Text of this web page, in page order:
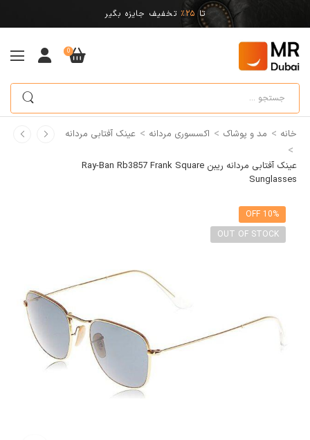
تا 25% تخفیف جایزه بگیر
0
خانه > مد و پوشاک > اکسسوری مردانه > عینک آفتابی مردانه
>
عینک آفتابی مردانه ریبن Ray-Ban Rb3857 Frank Square
Sunglasses
10% OFF
OUT OF STOCK